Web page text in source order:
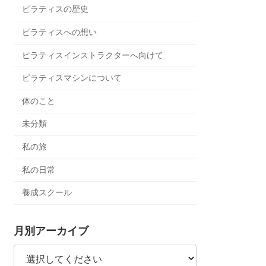
ピラティスの歴史
ピラティスへの想い
ピラティスインストラクターへ向けて
ピラティスマシンについて
体のこと
未分類
私の旅
私の日常
養成スクール
月別アーカイブ